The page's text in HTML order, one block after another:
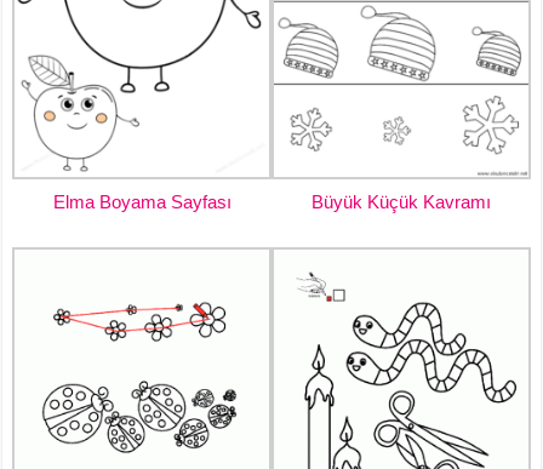
Elma Boyama Sayfası Büyük Küçük Kavramı